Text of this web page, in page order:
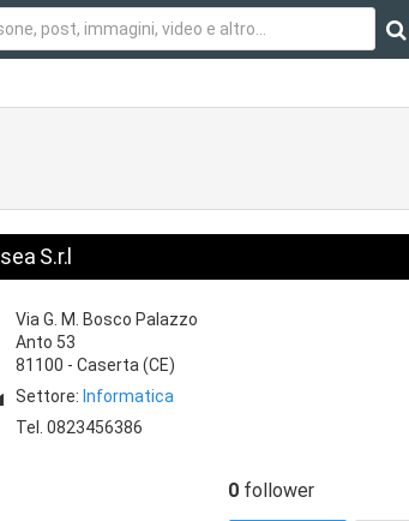
S.r.l
Via G. M. Bosco Palazzo
Anto 53
81100 - Caserta (CE)
Settore: Informatica
Tel. 0823456386
0 follower